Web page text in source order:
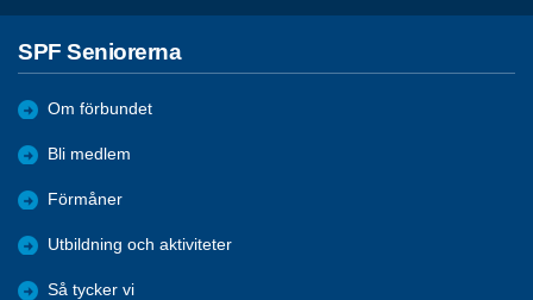
SPF Seniorerna
Om förbundet
Bli medlem
Förmåner
Utbildning och aktiviteter
Så tycker vi